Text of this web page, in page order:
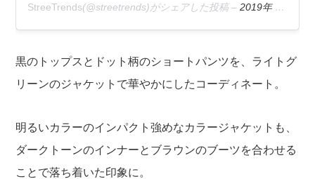
StreeTrends(@streetrends)がシェアした投稿 –2019年 9月月22日午後12時59分PDT
黒のトップスとドット柄のショートパンツを、ライトグ
リーンのジャケットで華やかにしたコーディネート。
明るいカラーのインパクト強めなカラージャケットも、
ダークトーンのインナーとブラウンのブーツを合わせる
ことで落ち着いた印象に。